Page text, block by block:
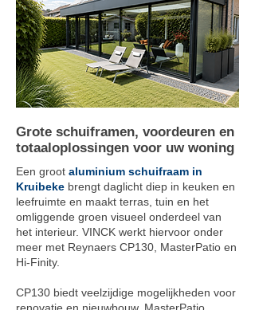
Grote schuiframen, voordeuren en
totaaloplossingen voor uw woning
Een groot aluminium schuifraam in
Kruibeke brengt daglicht diep in keuken en
leefruimte en maakt terras, tuin en het
omliggende groen visueel onderdeel van
het interieur. VINCK werkt hiervoor onder
meer met Reynaers CP130, MasterPatio en
Hi-Finity.
CP130 biedt veelzijdige mogelijkheden voor
renovatie en nieuwbouw. MasterPatio